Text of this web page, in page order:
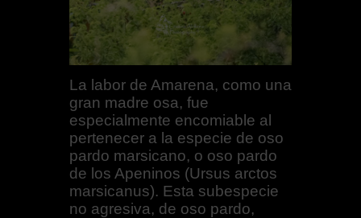
La labor de Amarena, como una
gran madre osa, fue
especialmente encomiable al
pertenecer a la especie de oso
pardo marsicano, o oso pardo
de los Apeninos (Ursus arctos
marsicanus). Esta subespecie
no agresiva, de oso pardo,